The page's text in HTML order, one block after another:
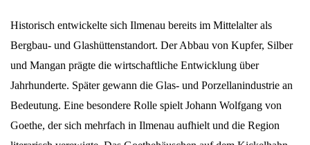
Historisch entwickelte sich Ilmenau bereits im Mittelalter als
Bergbau- und Glashüttenstandort. Der Abbau von Kupfer, Silber
und Mangan prägte die wirtschaftliche Entwicklung über
Jahrhunderte. Später gewann die Glas- und Porzellanindustrie an
Bedeutung. Eine besondere Rolle spielt Johann Wolfgang von
Goethe, der sich mehrfach in Ilmenau aufhielt und die Region